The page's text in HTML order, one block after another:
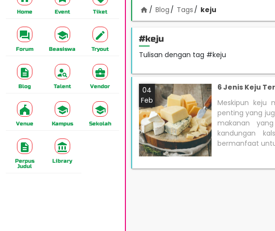
Home Event Tiket
Forum Beasiswa Tryout
Blog Talent Vendor
Venue Kampus Sekolah
Perpus
Judul
Library
home Blog Tags keju
#keju
Tulisan dengan tag #keju
04
Feb
6 Jenis Keju
Meskipun keju
penting yang
makanan
kandungan
bermanfaat